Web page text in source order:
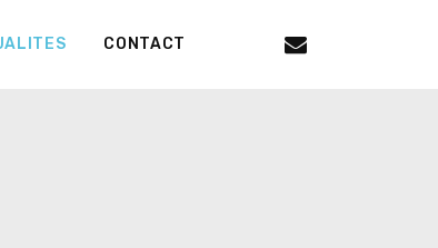
CONTACT